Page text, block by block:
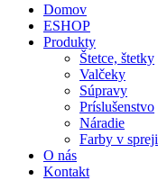
Domov
ESHOP
Produkty
Štetce, štetky
Valčeky
Súpravy
Príslušenstvo
Náradie
Farby v spreji
O nás
Kontakt